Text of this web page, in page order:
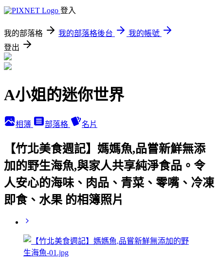
登入
我的部落格 我的部落格後台
我的帳號
登出
A小姐的迷你世界
相簿 部落格 名片
【竹北美食週記】媽媽魚,品嘗新鮮無添
加的野生海魚,與家人共享純淨食品。令
人安心的海味、肉品、青菜、零嘴、冷凍
即食、水果 的相簿照片